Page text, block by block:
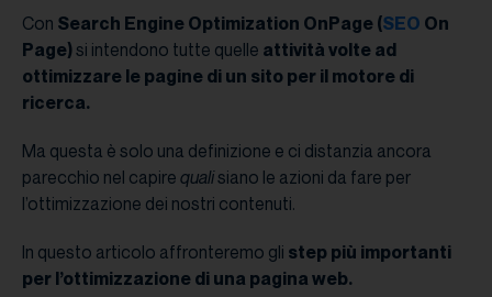
Con Search Engine Optimization OnPage (SEO On
Page)si intendono tutte quelle attività volte ad
ottimizzare le pagine di un sito per il motore di
ricerca.
Ma questa è solo una definizione e ci distanzia ancora
parecchio nel capire qualisiano le azioni da fare per
l’ottimizzazione dei nostri contenuti.
In questo articolo affronteremo gli step più importanti
per l’ottimizzazione di una pagina web.